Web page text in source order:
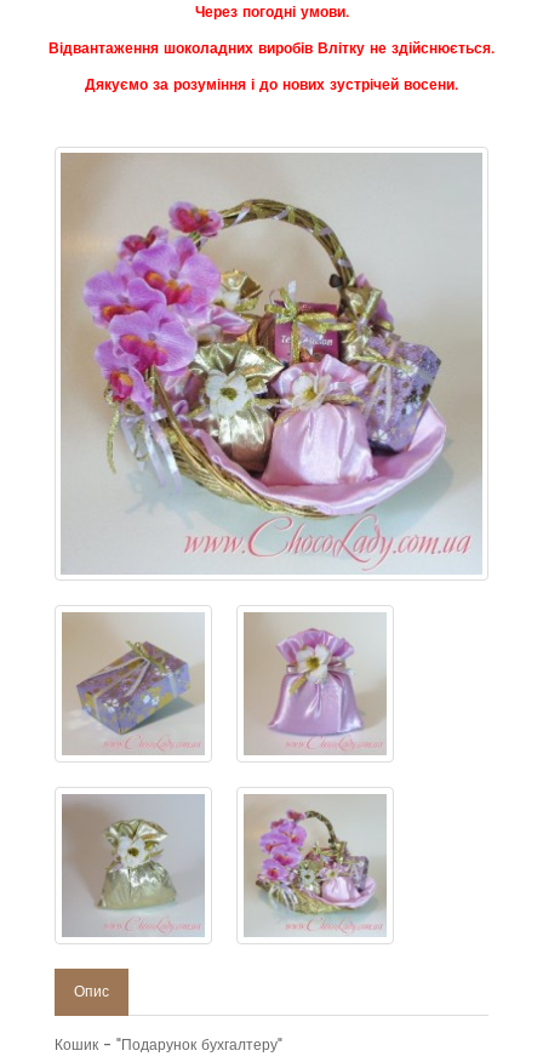
Через погодні умови.
Відвантаження шоколадних виробів Влітку не здійснюється.
Дякуємо за розуміння і до нових зустрічей восени.
Опис
Кошик - "Подарунок бухгалтеру"